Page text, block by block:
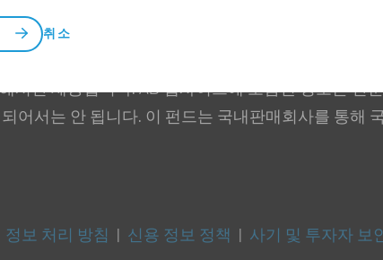
서만 제공됩니다. AB 웹사이트에 포함된 정보는 단
어서는 안 됩니다. 이 펀드는 국내판매회사를 통해
정보 처리 방침 신용 정보 정책 사기 및 투자자 보
취소